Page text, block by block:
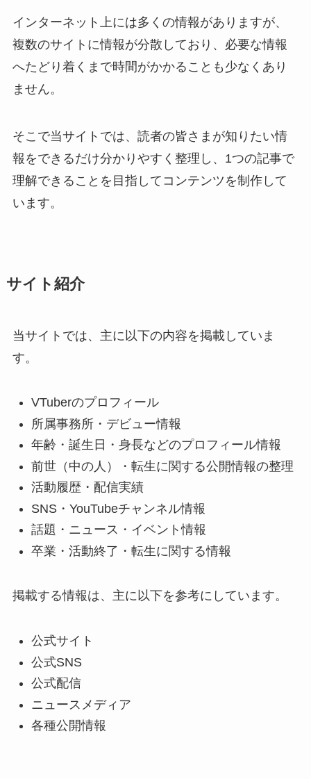
インターネット上には多くの情報がありますが、
複数のサイトに情報が分散しており、必要な情報
へたどり着くまで時間がかかることも少なくあり
ません。
そこで当サイトでは、読者の皆さまが知りたい情
報をできるだけ分かりやすく整理し、1つの記事で
理解できることを目指してコンテンツを制作して
います。
サイト紹介
当サイトでは、主に以下の内容を掲載していま
す。
VTuberのプロフィール
所属事務所・デビュー情報
年齢・誕生日・身長などのプロフィール情報
前世（中の人）・転生に関する公開情報の整理
活動履歴・配信実績
SNS・YouTubeチャンネル情報
話題・ニュース・イベント情報
卒業・活動終了・転生に関する情報
掲載する情報は、主に以下を参考にしています。
公式サイト
公式SNS
公式配信
ニュースメディア
各種公開情報